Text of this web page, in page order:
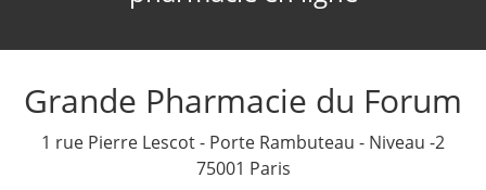
Grande Pharmacie du Forum
1 rue Pierre Lescot - Porte Rambuteau - Niveau -2
75001 Paris